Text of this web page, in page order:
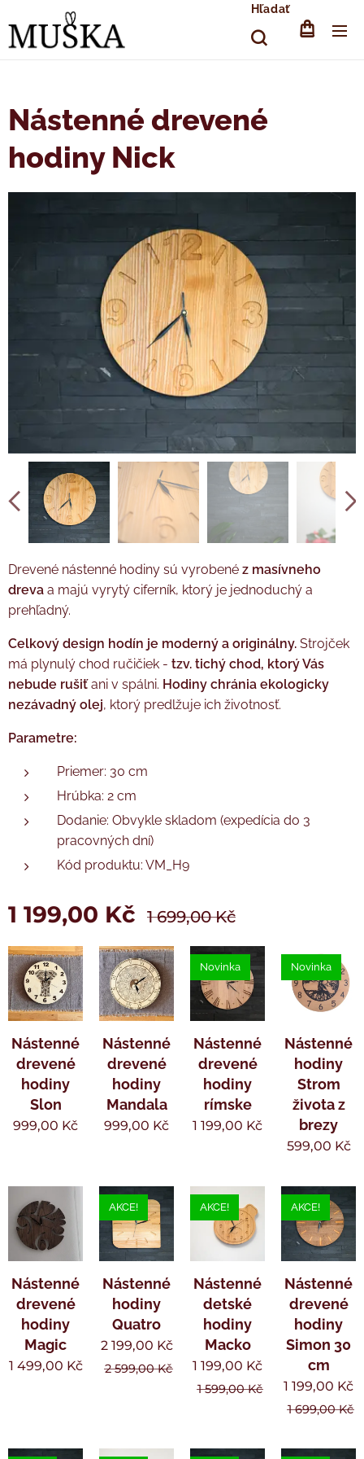
Hľadať
Nástenné drevené
hodiny Nick
Tužková baterie AA není součástí balení.
Tužková baterie AA není součástí balení.
Tužková baterie AA není součástí balení.
Drevené nástenné hodiny sú vyrobené z masívneho
dreva a majú vyrytý ciferník, ktorý je jednoduchý a
prehľadný.
Celkový design hodín je moderný a originálny. Strojček
má plynulý chod ručičiek - tzv. tichý chod, ktorý Vás
nebude rušiťani v spálni. Hodiny chránia ekologicky
nezávadný olej, ktorý predlžuje ich životnosť.
Parametre:
Priemer: 30 cm
Hrúbka: 2 cm
Dodanie: Obvykle skladom (expedícia do 3
pracovných dní)
Kód produktu: VM_H9
1 199,00 Kč 1 699,00Kč
Nástenné
drevené
hodiny
Slon
999,00 Kč
Nástenné
drevené
hodiny
Mandala
999,00 Kč
Nástenné
drevené
hodiny
rímske
Novinka
1 199,00 Kč
Nástenné
hodiny
Strom
života z
brezy
Novinka
599,00 Kč
Nástenné
drevené
hodiny
Magic
1 499,00 Kč
Nástenné
hodiny
Quatro
AKCE!
2 199,00 Kč
2 599,00Kč
Nástenné
detské
hodiny
Macko
AKCE!
1 199,00 Kč
1 599,00Kč
Nástenné
drevené
hodiny
Simon 30
cm
AKCE!
1 199,00 Kč
1 699,00Kč